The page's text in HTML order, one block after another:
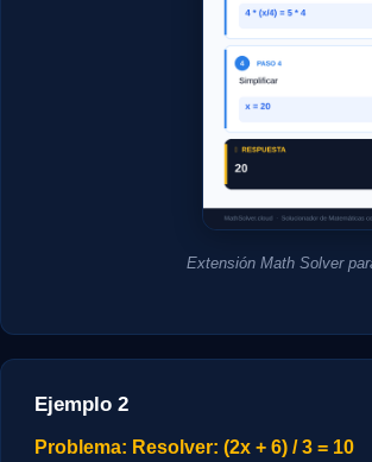
Extensión Math Solver
Ejemplo 2
Problema: Resolver: (2x + 6) / 3 = 10